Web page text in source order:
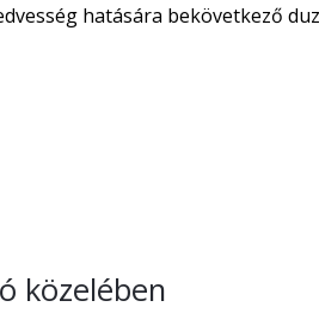
hatására bekövetkező
közelében